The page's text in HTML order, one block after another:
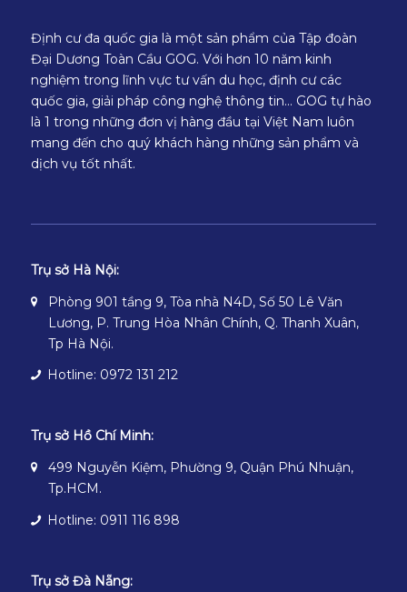
Định cư đa quốc gia là một sản phẩm của Tập đoàn
Đại Dương Toàn Cầu GOG. Với hơn 10 năm kinh
nghiệm trong lĩnh vực tư vấn du học, định cư các
quốc gia, giải pháp công nghệ thông tin… GOG tự hào
là 1 trong những đơn vị hàng đầu tại Việt Nam luôn
mang đến cho quý khách hàng những sản phẩm và
dịch vụ tốt nhất.
Trụ sở Hà Nội:
Phòng 901 tầng 9, Tòa nhà N4D, Số 50 Lê Văn
Lương, P. Trung Hòa Nhân Chính, Q. Thanh Xuân,
Tp Hà Nội.
Hotline: 0972 131 212
Trụ sở Hồ Chí Minh:
499 Nguyễn Kiệm, Phường 9, Quận Phú Nhuận,
Tp.HCM.
Hotline: 0911 116 898
Trụ sở Đà Nẵng: